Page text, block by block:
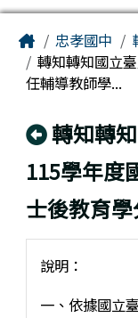
Home忠孝國中
轉知轉知國立
任輔導教師學...
回上頁
轉知轉
115學年度
士後教育
說明：
一、依據國立